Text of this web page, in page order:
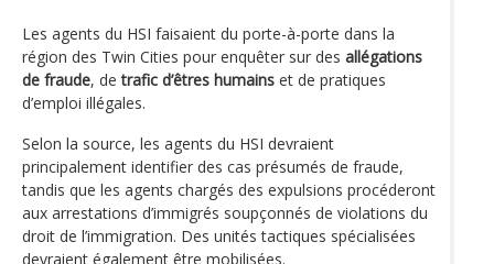
Les agents du HSI faisaient du porte-à-porte dans la
région des Twin Cities pour enquêter sur des allégations
de fraude, detrafic d’êtres humains et de pratiques
d’emploi illégales.
Selon la source, les agents du HSI devraient
principalement identifier des cas présumés de fraude,
tandis que les agents chargés des expulsions procéderont
aux arrestations d’immigrés soupçonnés de violations du
droit de l’immigration. Des unités tactiques spécialisées
devraient également être mobilisées.